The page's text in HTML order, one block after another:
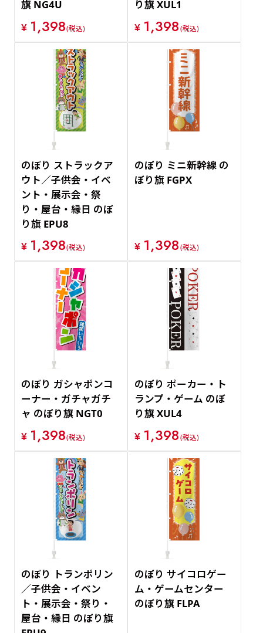
旗 NG4U
¥ 1,398(税込)
り旗 XUL1
¥ 1,398(税込)
のぼり ストラックア
ウト／子供会・イベ
ント・展示会・祭
り・屋台・縁日 のぼ
り旗 EPU8
¥ 1,398(税込)
のぼり ミニ新幹線 の
ぼり旗 FGPX
¥ 1,398(税込)
のぼり ガシャポンコ
ーナー・ガチャガチ
ャ のぼり旗 NGT0
¥ 1,398(税込)
のぼり ポーカー・ト
ランプ・ゲーム のぼ
り旗 XUL4
¥ 1,398(税込)
のぼり トランポリン
／子供会・イベン
ト・展示会・祭り・
屋台・縁日 のぼり旗
のぼり サイコロゲー
ム・ゲームセンター
のぼり旗 FLPA